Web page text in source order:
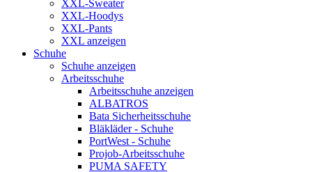
XXL-Sweater
XXL-Hoodys
XXL-Pants
XXL anzeigen
Schuhe
Schuhe anzeigen
Arbeitsschuhe
Arbeitsschuhe anzeigen
ALBATROS
Bata Sicherheitsschuhe
Bläkläder - Schuhe
PortWest - Schuhe
Projob-Arbeitsschuhe
PUMA SAFETY